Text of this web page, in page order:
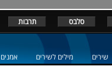
סלבס תרבות
שירים מילים לשירים אמנים